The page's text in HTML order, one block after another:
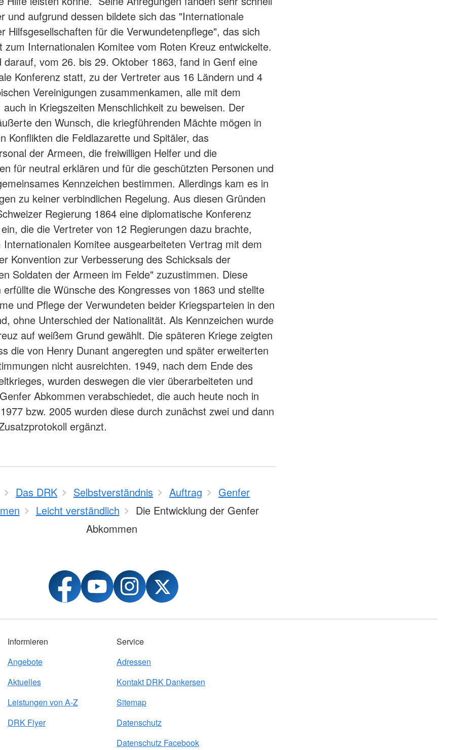
und aufgrund dessen bildete sich das "Internationale
Hilfsgesellschaften für die Verwundetenpflege", das sich
zum Internationalen Komitee vom Roten Kreuz entwickelte.
darauf, vom 26. bis 29. Oktober 1863, fand in Genf eine
Konferenz statt, zu der Vertreter aus 16 Ländern und 4
Vereinigungen zusammenkamen, alle mit dem
in Kriegszeiten Menschlichkeit zu beweisen. Der
den Wunsch, die kriegführenden Mächte mögen in
Konflikten die Feldlazarette und Spitäler, das
der Armeen, die freiwilligen Helfer und die
für neutral erklären und für die geschützten Personen und
Kennzeichen bestimmen. Allerdings kam es in
zu keiner verbindlichen Regelung. Aus diesen Gründen
Regierung 1864 eine diplomatische Konferenz
die die Vertreter von 12 Regierungen dazu brachte,
Internationalen Komitee ausgearbeiteten Vertrag mit dem
Konvention zur Verbesserung des Schicksals der
Soldaten der Armeen im Felde" zuzustimmen. Diese
erfüllte die Wünsche des Kongresses von 1863 und stellte
und Pflege der Verwundeten beider Kriegsparteien in den
ohne Unterschied der Nationalität. Als Kennzeichen wurde
auf weißem Grund gewählt. Die späteren Kriege zeigten
die von Henry Dunant angeregten und später erweiterten
nicht ausreichten. 1949, nach dem Ende des
wurden deswegen die vier überarbeiteten und
Abkommen verabschiedet, die auch heute noch in
bzw. 2005 wurden diese durch zunächst zwei und dann
ergänzt.
Das DRK Selbstverständnis Auftrag
Genfer
Leicht verständlich
Die Entwicklung der Genfer
Abkommen
Informieren
Angebote
Aktuelles
Leistungen von A-Z
DRK Flyer
Service
Adressen
Kontakt DRK Dankersen
Sitemap
Datenschutz
Datenschutz Facebook